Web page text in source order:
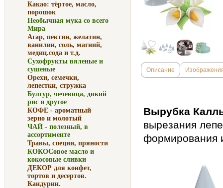
Какао: тёртое, масло,
порошок
Необычная мука со всего
Мира
Агар, пектин, желатин,
ванилин, соль, магний,
медиц.сода и т.д.
Сухофрукты вяленые и
сушеные
Орехи, семечки,
лепестки, стружка
Булгур, чечевица, дикий
рис и другое
КОФЕ - ароматный
зерно и молотый
ЧАЙ - полезный, в
ассортименте
Травы, специи, пряности
КОКОСовое масло и
кокосовые сливки
ДЕКОР для конфет,
тортов и десертов.
Кандурин.
Описание
Вырубка
вырезания
формирования